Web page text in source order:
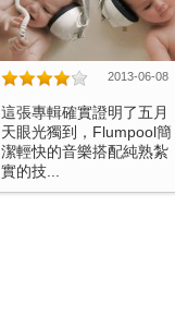
2013-06-08
這張專輯確實證明了五月
天眼光獨到，Flumpool簡
潔輕快的音樂搭配純熟紮
實的技...